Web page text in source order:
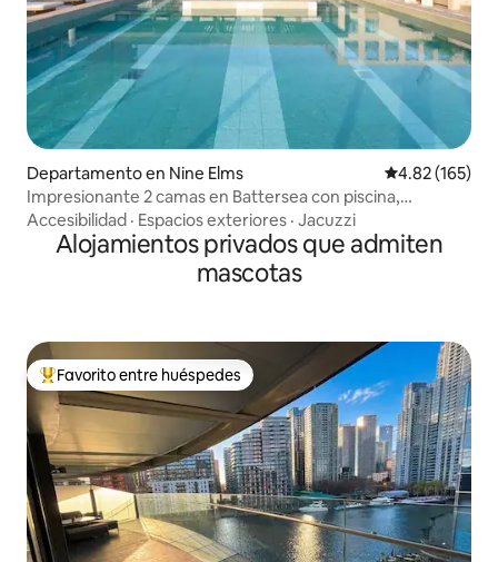
Departamento en Nine Elms Calificación
4.82 (165)
Impresionante 2 camas en Battersea con piscina,
gimnasio y azotea
Accesibilidad · Espacios exteriores · Jacuzzi
Alojamientos privados que admiten
mascotas
De los mejores en Favorito entre huéspedes
Favorito entre huéspedes